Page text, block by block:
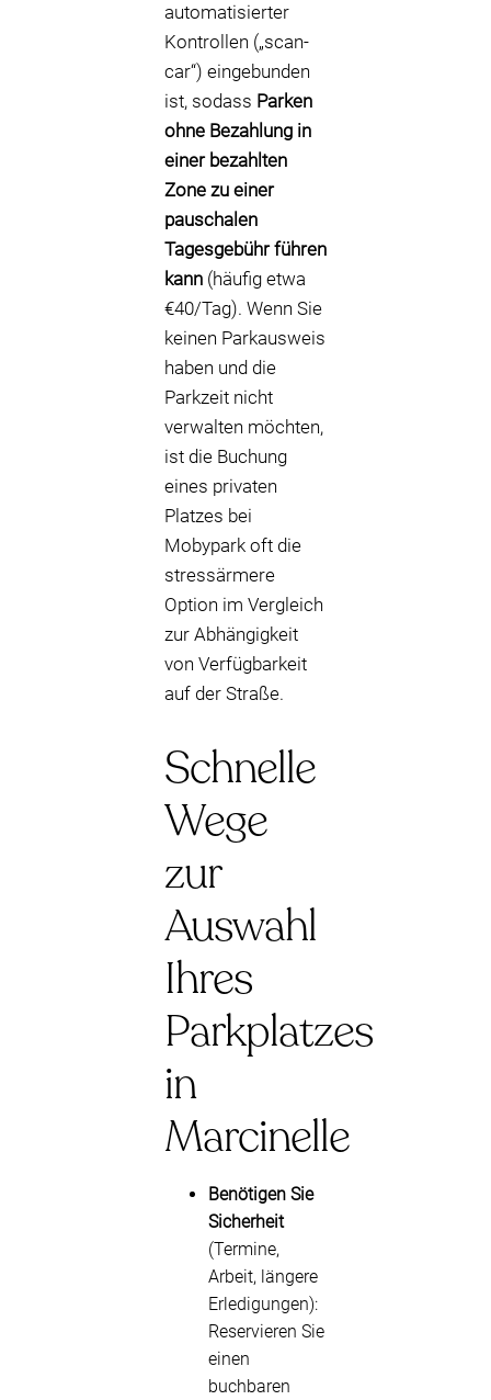
automatisierter
Kontrollen („scan-
car“) eingebunden
ist, sodass Parken
ohne Bezahlung in
einer bezahlten
Zone zu einer
pauschalen
Tagesgebühr führen
kann (häufig etwa
€40/Tag). Wenn Sie
keinen Parkausweis
haben und die
Parkzeit nicht
verwalten möchten,
ist die Buchung
eines privaten
Platzes bei
Mobypark oft die
stressärmere
Option im Vergleich
zur Abhängigkeit
von Verfügbarkeit
auf der Straße.
Schnelle
Wege
zur
Auswahl
Ihres
Parkplatzes
in
Marcinelle
Benötigen Sie
Sicherheit
(Termine,
Arbeit, längere
Erledigungen):
Reservieren Sie
einen
buchbaren